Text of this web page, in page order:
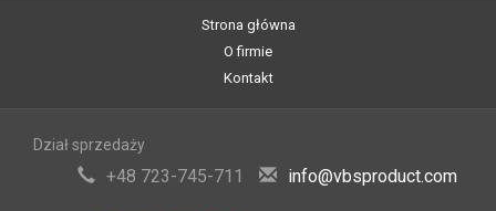
Strona główna
O firmie
Kontakt
Dział sprzedaży
+48 723-745-711 info@vbsproduct.com